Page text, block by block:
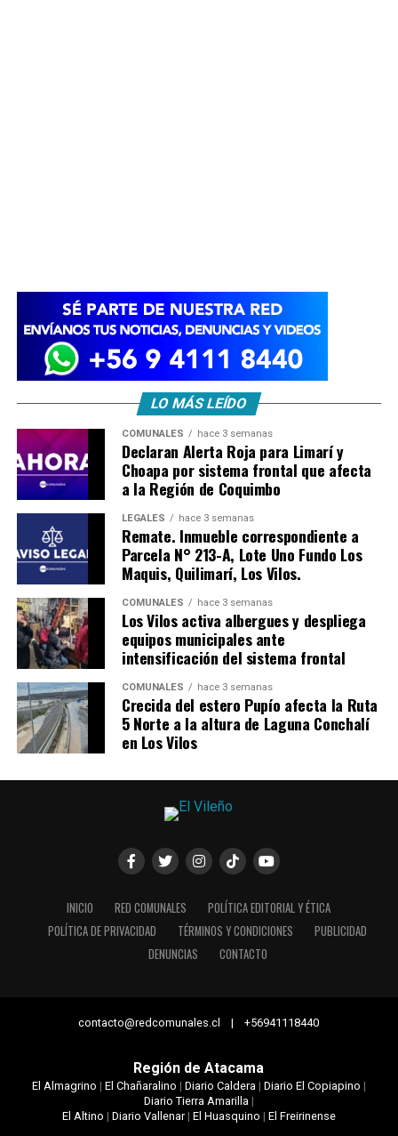
LO MÁS LEÍDO
COMUNALES hace 3 semanas
Declaran Alerta Roja para Limarí y
Choapa por sistema frontal que afecta
a la Región de Coquimbo
LEGALES hace 3 semanas
Remate. Inmueble correspondiente a
Parcela N° 213-A, Lote Uno Fundo Los
Maquis, Quilimarí, Los Vilos.
COMUNALES hace 3 semanas
Los Vilos activa albergues y despliega
equipos municipales ante
intensificación del sistema frontal
COMUNALES hace 3 semanas
Crecida del estero Pupío afecta la Ruta
5 Norte a la altura de Laguna Conchalí
en Los Vilos
INICIO RED COMUNALES
POLÍTICA EDITORIAL Y ÉTICA
POLÍTICA DE PRIVACIDAD
TÉRMINOS Y CONDICIONES
PUBLICIDAD
DENUNCIAS
CONTACTO
contacto@redcomunales.cl | +56941118440
Región de Atacama
El Almagrino | El Chañaralino | Diario Caldera| Diario El Copiapino |
Diario Tierra Amarilla|
El Altino | Diario Vallenar| El Huasquino | El Freirinense